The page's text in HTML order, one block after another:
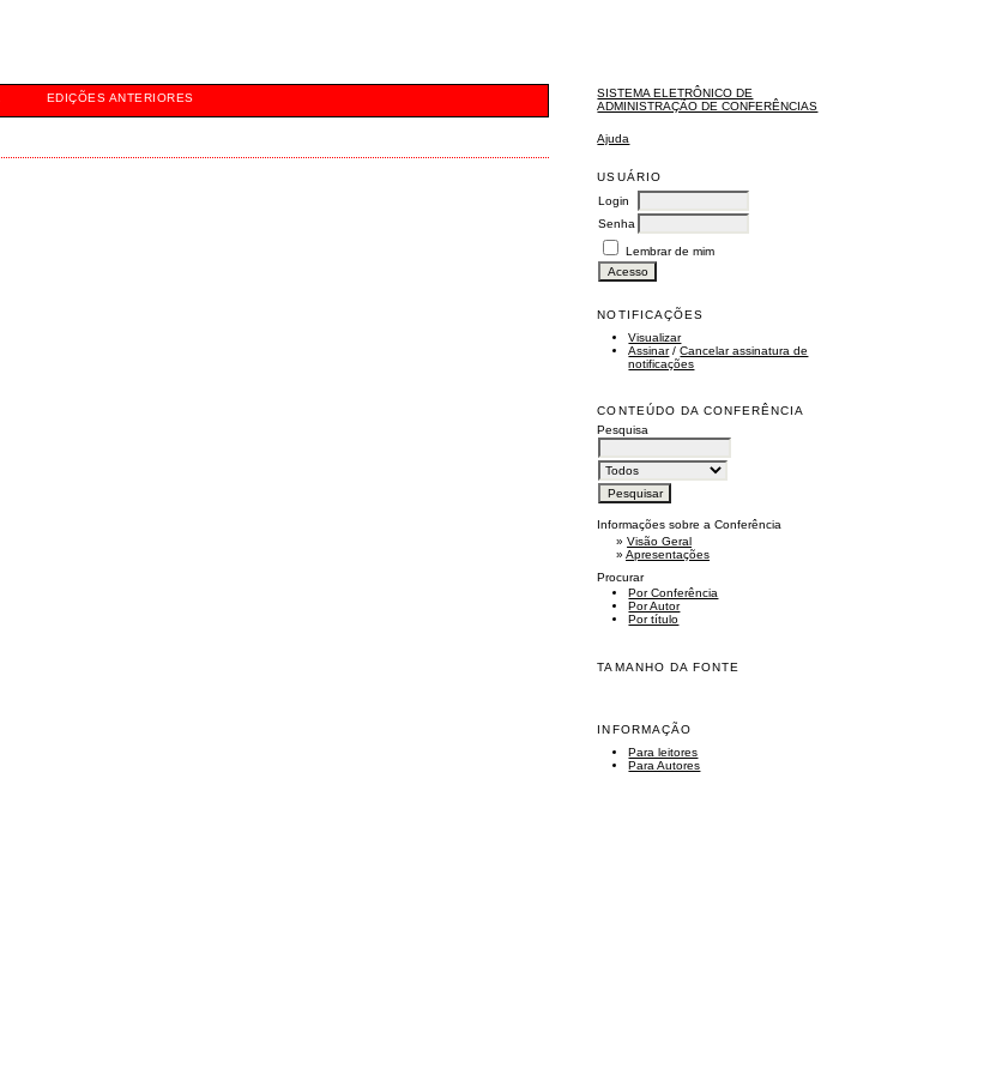
SISTEMA ELETRÔNICO DE
ADMINISTRAÇÃO DE CONFERÊNCIAS
Ajuda
USUÁRIO
Login
Senha
Lembrar de mim
NOTIFICAÇÕES
Visualizar
Assinar/Cancelar assinatura de
notificações
CONTEÚDO DA CONFERÊNCIA
Pesquisa
Informações sobre a Conferência
»Visão Geral
»Apresentações
Procurar
Por Conferência
Por Autor
Por título
TAMANHO DA FONTE
INFORMAÇÃO
Para leitores
Para Autores
EDIÇÕES ANTERIORES